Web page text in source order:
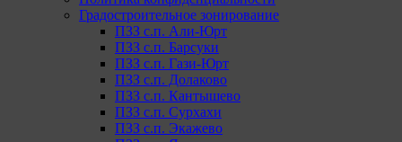
Градостроительное зонирование
ПЗЗ с.п. Али-Юрт
ПЗЗ с.п. Барсуки
ПЗЗ с.п. Гази-Юрт
ПЗЗ с.п. Долаково
ПЗЗ с.п. Кантышево
ПЗЗ с.п. Сурхахи
ПЗЗ с.п. Экажево